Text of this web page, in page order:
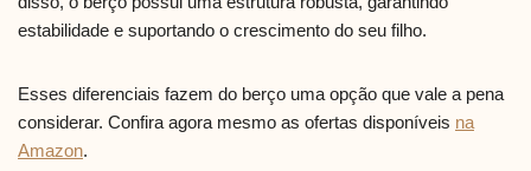
estabilidade e suportando o crescimento do seu filho.
Esses diferenciais fazem do berço uma opção que vale a pena
considerar. Confira agora mesmo as ofertas disponíveis na
Amazon.